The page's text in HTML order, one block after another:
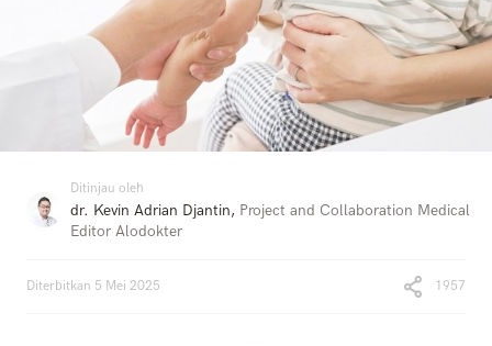
Ditinjau oleh
dr. Kevin Adrian Djantin, Project and Collaboration Medical
Editor Alodokter
Diterbitkan 5 Mei 2025 1957